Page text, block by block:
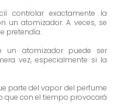
controlar exactamente la
un atomizador. A veces, se
pretendía.
un atomizador puede ser
vez, especialmente si la
parte del vapor del perfume
que con el tiempo provocará